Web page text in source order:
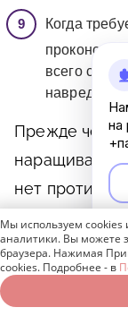
Когда
всего
навредите
Прежде чем
наращивания
нет
если есть
заболевание
век.
на
Мы используем cookies
аналитики. Вы можете
браузера. Нажимая
cookies. Подробнее - в